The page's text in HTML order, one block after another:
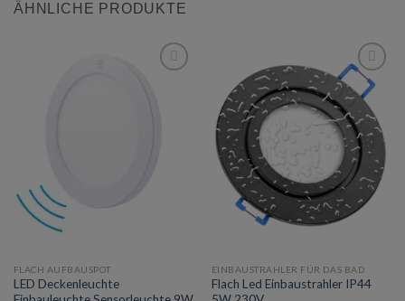
ÄHNLICHE PRODUKTE
FLACH AUFBAUSPOT
LED Deckenleuchte
Add to
wishlist
EINBAUSTRAHLER FÜR DAS BAD
Flach Led Einbaustrahler IP44